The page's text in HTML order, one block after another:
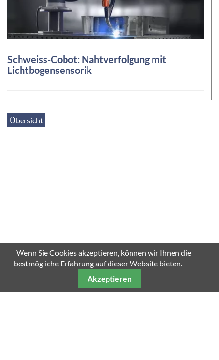
Schweiss-Cobot: Nahtverfolgung mit
Lichtbogensensorik
Übersicht
Wenn Sie Cookies akzeptieren, können wir Ihnen die
bestmögliche Erfahrung auf dieser Website bieten.
Akzeptieren